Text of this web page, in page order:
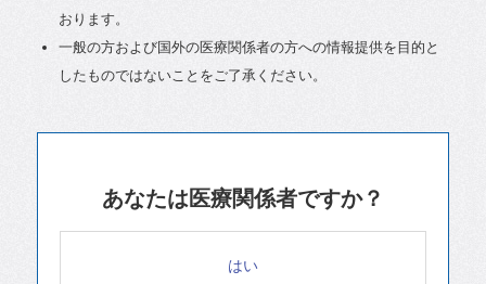
おります。
一般の方および国外の医療関係者の方への情報提供を目的と
したものではないことをご了承ください。
あなたは医療関係者ですか？
はい